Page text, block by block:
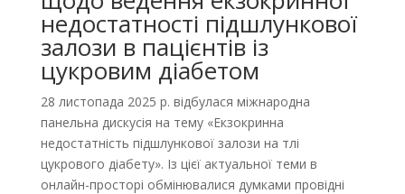
недостатності підшлункової
залози в пацієнтів із
цукровим діабетом
28 листопада 2025 р. відбулася міжнародна
панельна дискусія на тему «Екзокринна
недостатність підшлункової залози на тлі
цукрового діабету». Із цієї актуальної теми в
онлайн-просторі обмінювалися думками провідні